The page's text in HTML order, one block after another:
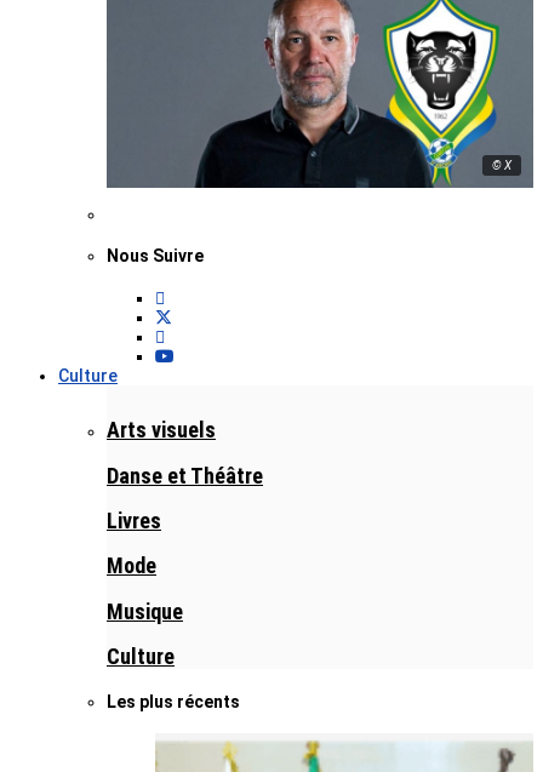
© X
Nous Suivre
Culture
Arts visuels
Danse et Théâtre
Livres
Mode
Musique
Culture
Les plus récents